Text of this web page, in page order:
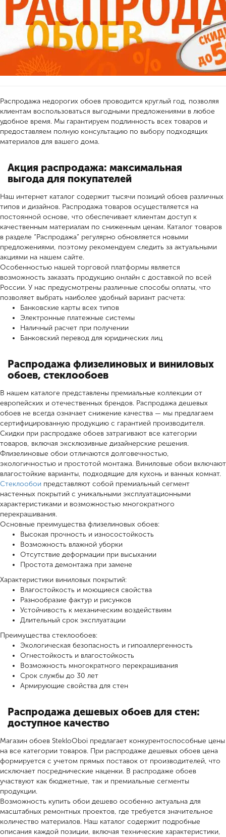
Распродажа недорогих обоев проводится круглый год, позволяя
клиентам воспользоваться выгодными предложениями в любое
удобное время. Мы гарантируем подлинность всех товаров и
предоставляем полную консультацию по выбору подходящих
материалов для вашего дома.
Акция распродажа: максимальная
выгода для покупателей
Наш интернет каталог содержит тысячи позиций обоев различных
типов и дизайнов. Распродажа товаров осуществляется на
постоянной основе, что обеспечивает клиентам доступ к
качественным материалам по сниженным ценам. Каталог товаров
в разделе “Распродажа” регулярно обновляется новыми
предложениями, поэтому рекомендуем следить за актуальными
акциями на нашем сайте.
Особенностью нашей торговой платформы является
возможность заказать продукцию онлайн с доставкой по всей
России. У нас предусмотрены различные способы оплаты, что
позволяет выбрать наиболее удобный вариант расчета:
Банковские карты всех типов
Электронные платежные системы
Наличный расчет при получении
Банковский перевод для юридических лиц
Распродажа флизелиновых и виниловых
обоев, стеклообоев
В нашем каталоге представлены премиальные коллекции от
европейских и отечественных брендов. Распродажа дешевых
обоев не всегда означает снижение качества — мы предлагаем
сертифицированную продукцию с гарантией производителя.
Скидки при распродаже обоев затрагивают все категории
товаров, включая эксклюзивные дизайнерские решения.
Флизелиновые обои отличаются долговечностью,
экологичностью и простотой монтажа. Виниловые обои включают
влагостойкие варианты, подходящие для кухонь и ванных комнат.
Стеклообои представляют собой премиальный сегмент
настенных покрытий с уникальными эксплуатационными
характеристиками и возможностью многократного
перекрашивания.
Основные преимущества флизелиновых обоев:
Высокая прочность и износостойкость
Возможность влажной уборки
Отсутствие деформации при высыхании
Простота демонтажа при замене
Характеристики виниловых покрытий:
Влагостойкость и моющиеся свойства
Разнообразие фактур и рисунков
Устойчивость к механическим воздействиям
Длительный срок эксплуатации
Преимущества стеклообоев:
Экологическая безопасность и гипоаллергенность
Огнестойкость и влагостойкость
Возможность многократного перекрашивания
Срок службы до 30 лет
Армирующие свойства для стен
Распродажа дешевых обоев для стен:
доступное качество
Магазин обоев StekloOboi предлагает конкурентоспособные цены
на все категории товаров. При распродаже дешевых обоев цена
формируется с учетом прямых поставок от производителей, что
исключает посреднические наценки. В распродаже обоев
участвуют как бюджетные, так и премиальные сегменты
продукции.
Возможность купить обои дешево особенно актуальна для
масштабных ремонтных проектов, где требуется значительное
количество материалов. Наш каталог содержит подробные
описания каждой позиции, включая технические характеристики,